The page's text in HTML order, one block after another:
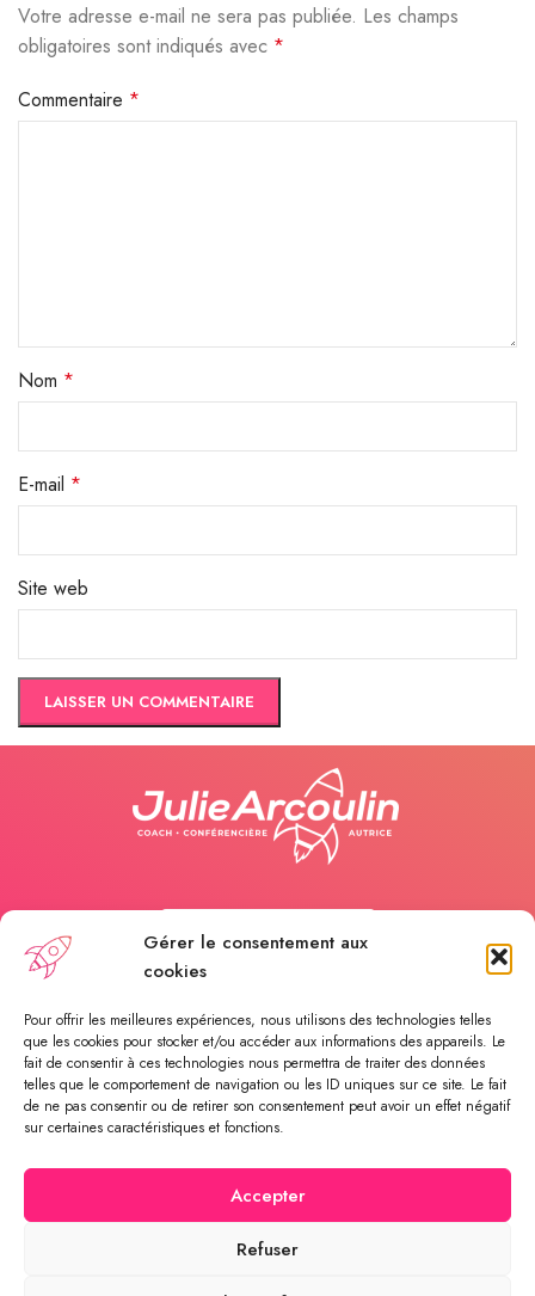
Gérer le consentement aux
cookies
Pour offrir les meilleures expériences, nous utilisons des technologies telles
que les cookies pour stocker et/ou accéder aux informations des appareils. Le
fait de consentir à ces technologies nous permettra de traiter des données
telles que le comportement de navigation ou les ID uniques sur ce site. Le fait
de ne pas consentir ou de retirer son consentement peut avoir un effet négatif
sur certaines caractéristiques et fonctions.
Accepter
Refuser
Votre adresse e-mail ne sera pas publiée. Les champs
obligatoires sont indiqués avec *
Commentaire *
Nom *
E-mail *
Site web
Alternative:
Appelez-moi
Payer une séance
Rendez-vous en ligne
© 2023 - Growing Up - Made by CommEco • Tous droits